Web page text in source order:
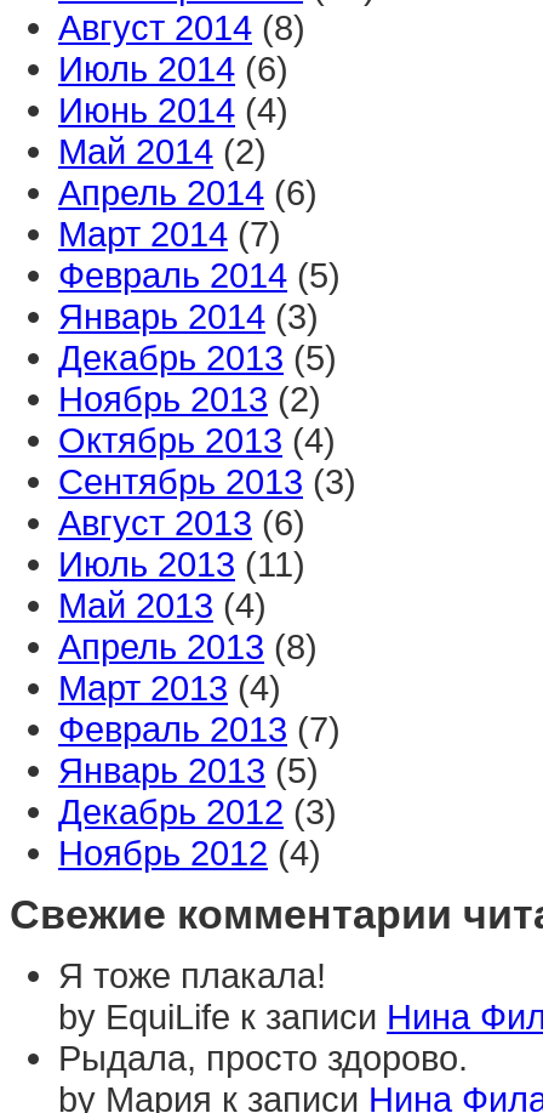
Август 2014 (8)
Июль 2014 (6)
Июнь 2014 (4)
Май 2014 (2)
Апрель 2014 (6)
Март 2014 (7)
Февраль 2014 (5)
Январь 2014 (3)
Декабрь 2013 (5)
Ноябрь 2013 (2)
Октябрь 2013 (4)
Сентябрь 2013 (3)
Август 2013 (6)
Июль 2013 (11)
Май 2013 (4)
Апрель 2013 (8)
Март 2013 (4)
Февраль 2013 (7)
Январь 2013 (5)
Декабрь 2012 (3)
Ноябрь 2012 (4)
Свежие комментарии
Я тоже плакала!
by EquiLife к записи Нина
Рыдала, просто здорово.
by Мария к записи Нина